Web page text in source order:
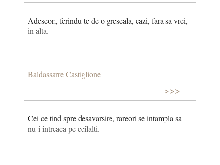
Adeseori, ferindu-te de o greseala, cazi, fara sa vrei,
in alta.
Baldassarre Castiglione
>>>
Cei ce tind spre desavarsire, rareori se intampla sa
nu-i intreaca pe ceilalti.